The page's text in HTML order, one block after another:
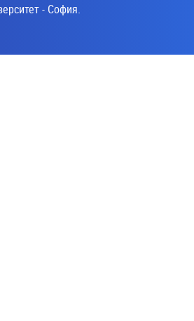
- София.